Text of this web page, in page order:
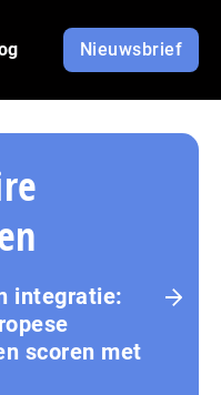
Nieuwsbrief
integratie:
scoren met